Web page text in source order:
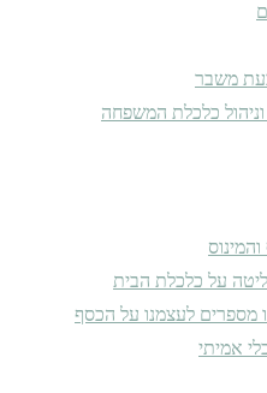
משבר
כלכלת המשפחה
על כלכלת הבית
אמיתי